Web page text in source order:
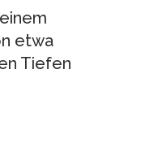
etwa
Tiefen